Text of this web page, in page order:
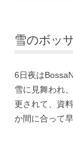
雪のボッ
6日夜は
雪に見舞われ
更されて、資
か間に合って